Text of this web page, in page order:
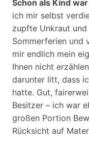
Schon als Kind
ich mir selbst
zupfte Unkraut und
Sommerferien und
mir endlich mein
Ihnen nicht
darunter litt, dass
hatte. Gut,
Besitzer – ich war
großen Portion
Rücksicht auf